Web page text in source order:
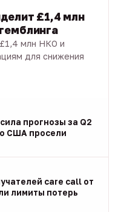
£1,4 млн
млн НКО и
для снижения
прогнозы за Q2
США просели
care call от
лимиты потерь